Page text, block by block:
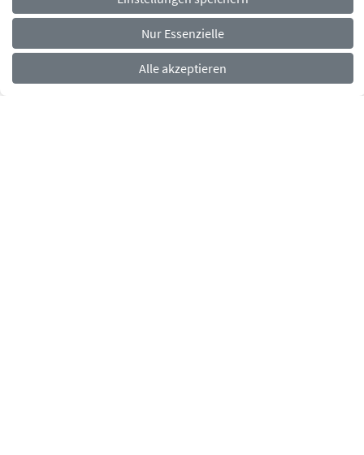
Rechtliches
Nur Essenzielle
Alle akzeptieren